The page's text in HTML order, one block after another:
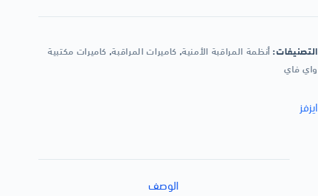
التصنيفات:أنظمة المراقبة الأمنية, كاميرات المراقبة, كاميرات مكتبية
واي فاي
ايزفز
الوصف